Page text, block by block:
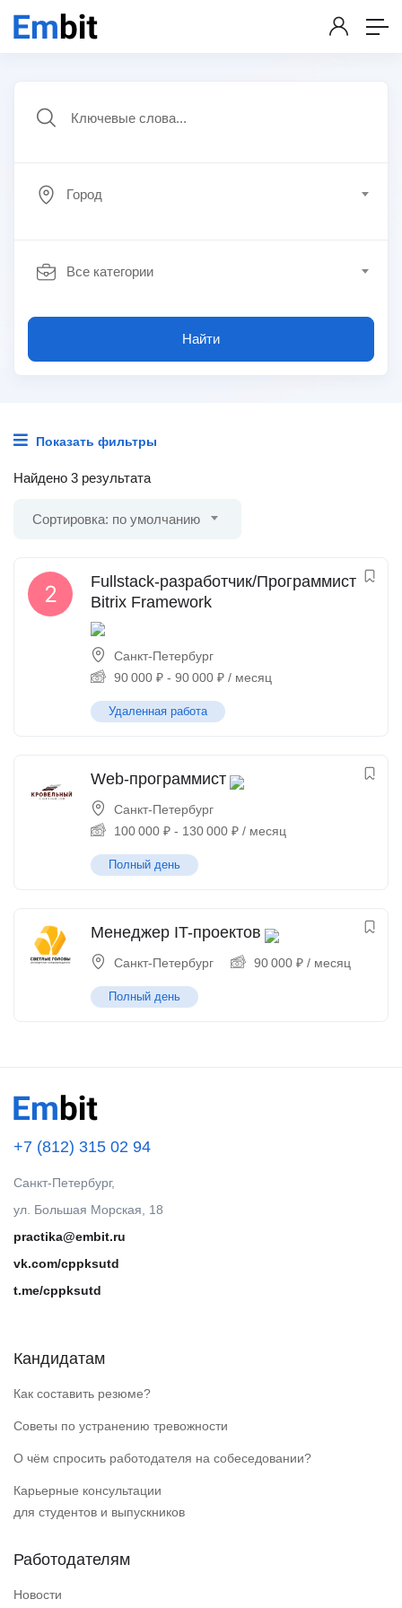
Город
Все категории
Найти
Показать фильтры
Найдено 3 результата
Сортировка: по умолчанию
Fullstack-разработчик/Программист
Bitrix Framework
Санкт-Петербург
90 000 ₽ - 90 000 ₽ / месяц
Удаленная работа
Web-программист
Санкт-Петербург
100 000 ₽ - 130 000 ₽ / месяц
Полный день
Менеджер IT-проектов
Санкт-Петербург 90 000 ₽ / месяц
Полный день
+7 (812) 315 02 94
Санкт-Петербург,
ул. Большая Морская, 18
practika@embit.ru
vk.com/cppksutd
t.me/cppksutd
Кандидатам
Как составить резюме?
Советы по устранению тревожности
О чём спросить работодателя на собеседовании?
Карьерные консультации
для студентов и выпускников
Работодателям
Новости